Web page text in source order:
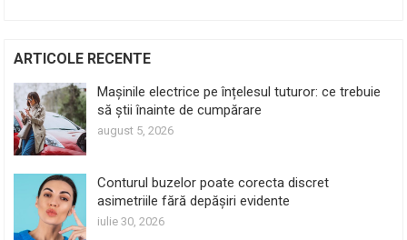
ARTICOLE RECENTE
Mașinile electrice pe înțelesul tuturor: ce trebuie
să știi înainte de cumpărare
august 5, 2026
Conturul buzelor poate corecta discret
asimetriile fără depășiri evidente
iulie 30, 2026